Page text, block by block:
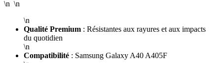
\n \n
\n
Qualité Premium : Résistantes aux rayures et aux impacts
du quotidien
\n
Compatibilité : Samsung Galaxy A40 A405F